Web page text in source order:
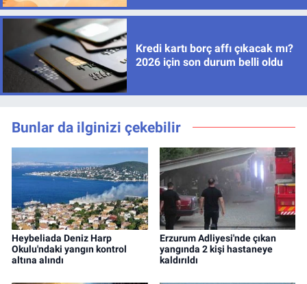
Kredi kartı borç affı çıkacak mı?
2026 için son durum belli oldu
Bunlar da ilginizi çekebilir
Heybeliada Deniz Harp
Okulu'ndaki yangın kontrol
altına alındı
Erzurum Adliyesi'nde çıkan
yangında 2 kişi hastaneye
kaldırıldı